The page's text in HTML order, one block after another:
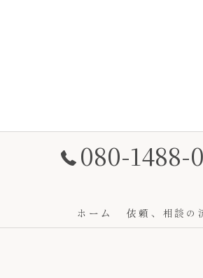
080-1488-
ホーム 依頼、相談の